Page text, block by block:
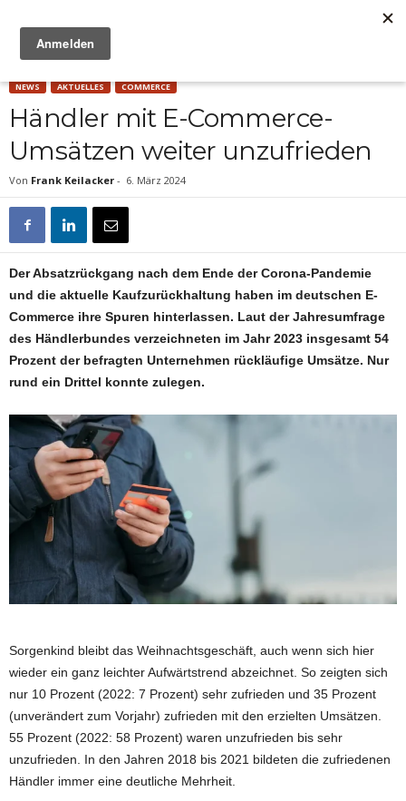
NEWS AKTUELLES COMMERCE
Händler mit E-Commerce-
Umsätzen weiter unzufrieden
Von Frank Keilacker - 6. März 2024
Der Absatzrückgang nach dem Ende der Corona-Pandemie
und die aktuelle Kaufzurückhaltung haben im deutschen E-
Commerce ihre Spuren hinterlassen. Laut der Jahresumfrage
des Händlerbundes verzeichneten im Jahr 2023 insgesamt 54
Prozent der befragten Unternehmen rückläufige Umsätze. Nur
rund ein Drittel konnte zulegen.
Sorgenkind bleibt das Weihnachtsgeschäft, auch wenn sich hier
wieder ein ganz leichter Aufwärtstrend abzeichnet. So zeigten sich
nur 10 Prozent (2022: 7 Prozent) sehr zufrieden und 35 Prozent
(unverändert zum Vorjahr) zufrieden mit den erzielten Umsätzen.
55 Prozent (2022: 58 Prozent) waren unzufrieden bis sehr
unzufrieden. In den Jahren 2018 bis 2021 bildeten die zufriedenen
Händler immer eine deutliche Mehrheit.